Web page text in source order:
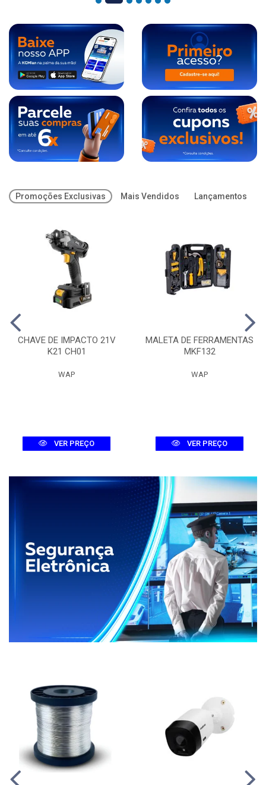
Promoções Exclusivas Mais Vendidos Lançamentos
CHAVE DE IMPACTO 21V
K21 CH01
WAP
VER PREÇO
MALETA DE FERRAMENTAS
MKF132
WAP
VER PREÇO